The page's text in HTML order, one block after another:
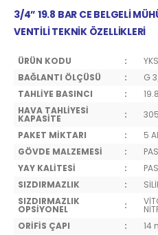
3/4” 19.8 BAR CE BELGELİ
VENTİLİ TEKNİK ÖZELLİKLERİ
ÜRÜN KODU :
BAĞLANTI ÖLÇÜSÜ
:
G
TAHLİYE BASINCI
:
HAVA TAHLİYESİ
KAPASİTE :
PAKET MİKTARI
:
5
GÖVDE MALZEMESİ
:
YAY KALİTESİ
:
SIZDIRMAZLIK
:
SIZDIRMAZLIK
OPSİYONEL :
ORİFİS ÇAPI
:
14